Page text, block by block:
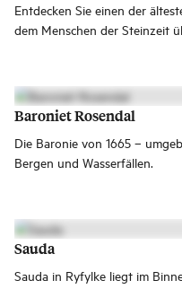
Entdecken Sie einen der
dem Menschen der Steinzeit
Kollision zwischen zwei
Ressourcen für die Menschen
Baroniet Rosendal
Die Baronie von 1665 –
Bergen und Wasserfällen.
Sauda
Sauda in Ryfylke liegt im